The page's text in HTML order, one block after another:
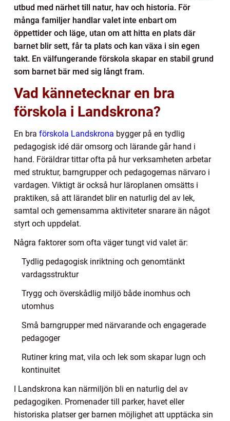
utbud med närhet till natur, hav och historia. För
många familjer handlar valet inte enbart om
öppettider och läge, utan om att hitta en plats där
barnet blir sett, får ta plats och kan växa i sin egen
takt. En välfungerande förskola skapar en stabil grund
som barnet bär med sig långt fram.
Vad kännetecknar en bra
förskola i Landskrona?
En bra förskola Landskrona bygger på en tydlig
pedagogisk idé där omsorg och lärande går hand i
hand. Föräldrar tittar ofta på hur verksamheten arbetar
med struktur, barngrupper och pedagogernas närvaro i
vardagen. Viktigt är också hur läroplanen omsätts i
praktiken, så att lärandet blir en naturlig del av lek,
samtal och gemensamma aktiviteter snarare än något
styrt och uppdelat.
Några faktorer som ofta väger tungt vid valet är:
Tydlig pedagogisk inriktning och genomtänkt
vardagsstruktur
Trygg och överskådlig miljö både inomhus och
utomhus
Små barngrupper med närvarande och engagerade
pedagoger
Rutiner kring mat, vila och lek som skapar lugn och
kontinuitet
I Landskrona kan närmiljön bli en naturlig del av
pedagogiken. Promenader till parker, havet eller
historiska platser ger barnen möjlighet att upptäcka sin